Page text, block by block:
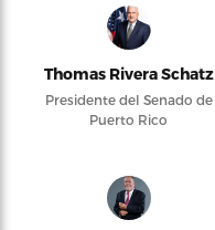
Thomas Rivera Schatz
Presidente del Senado de
Puerto Rico